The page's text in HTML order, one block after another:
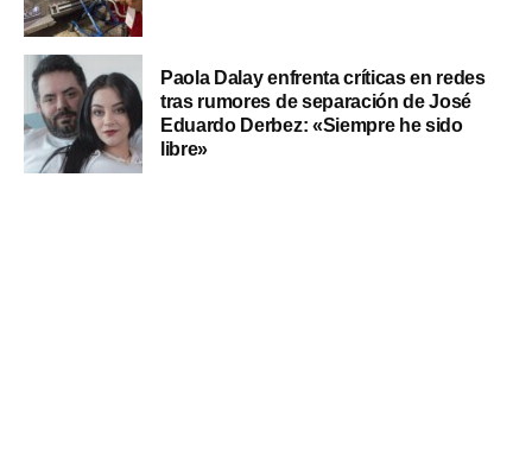
Paola Dalay enfrenta críticas en redes
tras rumores de separación de José
Eduardo Derbez: «Siempre he sido
libre»